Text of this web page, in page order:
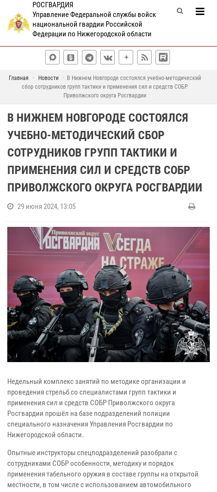
РОСГВАРДИЯ
Управление Федеральной службы войск
национальной гвардии Российской
Федерации по Нижегородской области
Главная Новости
В Нижнем Новгороде состоялся учебно-методический
сбор сотрудников групп тактики и применения сил и средств СОБР
Приволжского округа Росгвардии
В НИЖНЕМ НОВГОРОДЕ СОСТОЯЛСЯ
УЧЕБНО-МЕТОДИЧЕСКИЙ СБОР
СОТРУДНИКОВ ГРУПП ТАКТИКИ И
ПРИМЕНЕНИЯ СИЛ И СРЕДСТВ СОБР
ПРИВОЛЖСКОГО ОКРУГА РОСГВАРДИИ
29 июня 2024, 13:05
Недельный комплекс занятий по методике организации и
проведения стрельб со специалистами групп тактики и
применения сил и средств СОБР Приволжского округа
Росгвардии прошёл на базе подразделений полиции
специального назначения Управления Росгвардии по
Нижегородской области.
Опытные инструкторы спецподразделений разобрали с
сотрудниками СОБР особенности, методику и порядок
применения табельного оружия в составе группы на открытой
местности, в том числе с использованием автомобильного